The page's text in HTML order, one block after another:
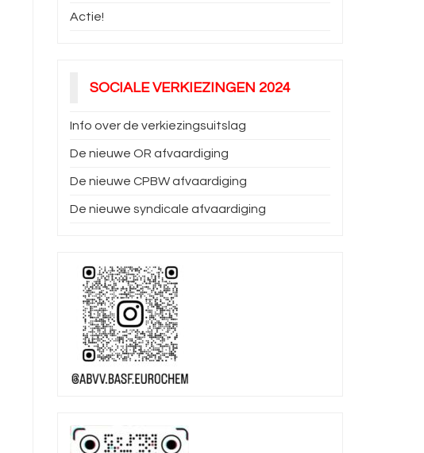
Actie!
SOCIALE VERKIEZINGEN 2024
Info over de verkiezingsuitslag
De nieuwe OR afvaardiging
De nieuwe CPBW afvaardiging
De nieuwe syndicale afvaardiging